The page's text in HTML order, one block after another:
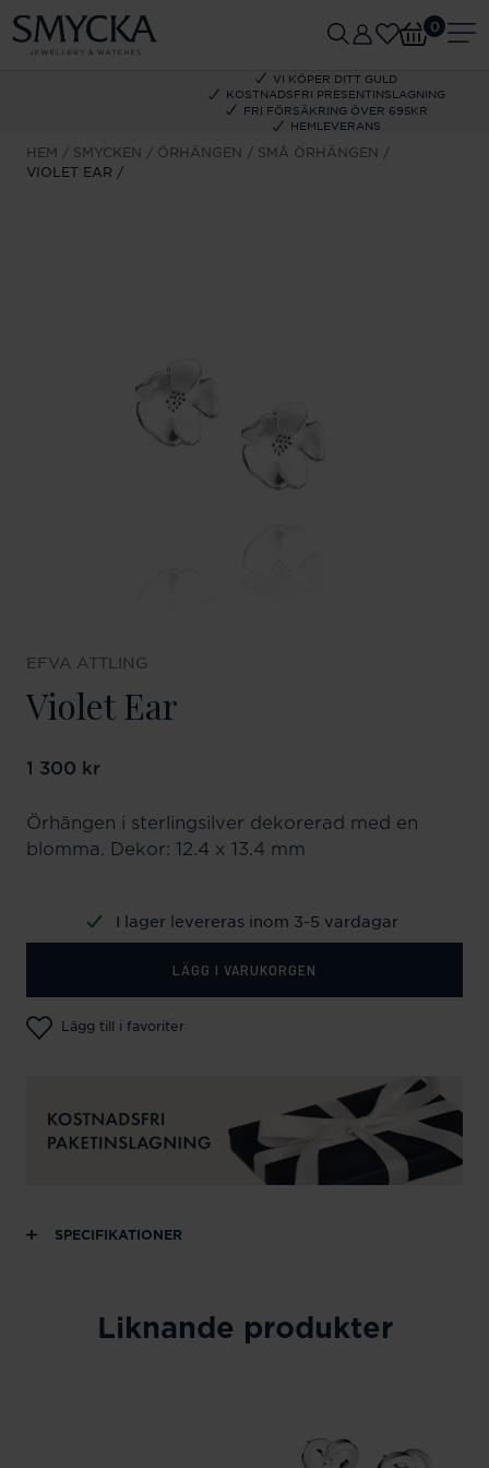
VI KÖPER DITT GULD
KOSTNADSFRI PRESENTINSLAGNING
FRI FÖRSÄKRING ÖVER 695KR
HEMLEVERANS
0
HEM SMYCKEN ÖRHÄNGEN
SMÅ ÖRHÄNGEN
VIOLET EAR
EFVA ATTLING
Violet Ear
Pris:1 300 kr
1 300 kr
Örhängen i sterlingsilver dekorerad med en
blomma. Dekor: 12.4 x 13.4 mm
I lager levereras inom 3-5 vardagar
LÄGG I VARUKORGEN
Lägg till i favoriter
SPECIFIKATIONER
Liknande produkter